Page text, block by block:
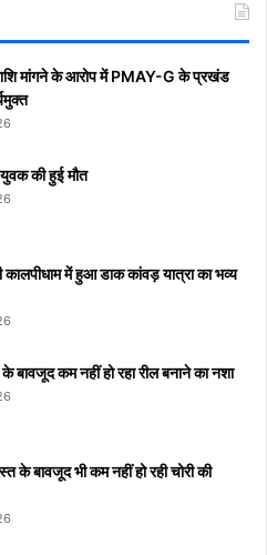
मांगने के आरोप में PMAY-G के प्रखंड
की हुई मौत
कालपीधाम में हुआ डाक कांवड़ यात्रा का भव्य
के बावजूद कम नहीं हो रहा रील बनाने का नशा
के बावजूद भी कम नहीं हो रही चोरी की